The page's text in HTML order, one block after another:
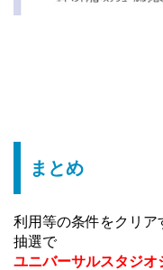
まとめ
利用等の条件をクリア
抽選で
ユニバーサルスタジオ